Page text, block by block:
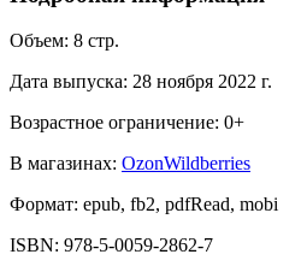
Объем: 8 стр.
Дата выпуска: 28 ноября 2022 г.
Возрастное ограничение: 0+
В магазинах: OzonWildberries
Формат: epub, fb2, pdfRead, mobi
ISBN: 978-5-0059-2862-7